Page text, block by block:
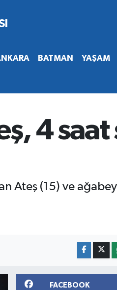
BATMAN YAŞAM
4 saat
Ateş (15) ve
FACEBOOK